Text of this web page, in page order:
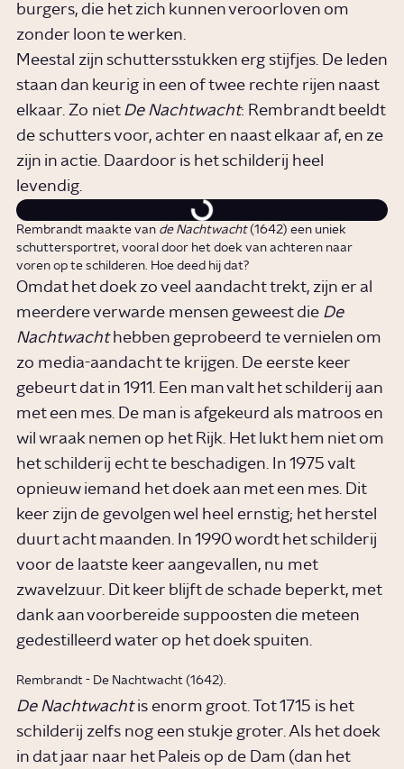
burgers, die het zich kunnen veroorloven om
zonder loon te werken.
Meestal zijn schuttersstukken erg stijfjes. De leden
staan dan keurig in een of twee rechte rijen naast
elkaar. Zo niet De Nachtwacht: Rembrandt beeldt
de schutters voor, achter en naast elkaar af, en ze
zijn in actie. Daardoor is het schilderij heel
levendig.
Rembrandt maakte van de Nachtwacht(1642) een uniek
schuttersportret, vooral door het doek van achteren naar
voren op te schilderen. Hoe deed hij dat?
Omdat het doek zo veel aandacht trekt, zijn er al
meerdere verwarde mensen geweest die De
Nachtwachthebben geprobeerd te vernielen om
zo media-aandacht te krijgen. De eerste keer
gebeurt dat in 1911. Een man valt het schilderij aan
met een mes. De man is afgekeurd als matroos en
wil wraak nemen op het Rijk. Het lukt hem niet om
het schilderij echt te beschadigen. In 1975 valt
opnieuw iemand het doek aan met een mes. Dit
keer zijn de gevolgen wel heel ernstig; het herstel
duurt acht maanden. In 1990 wordt het schilderij
voor de laatste keer aangevallen, nu met
zwavelzuur. Dit keer blijft de schade beperkt, met
dank aan voorbereide suppoosten die meteen
gedestilleerd water op het doek spuiten.
Rembrandt - De Nachtwacht (1642).
De Nachtwachtis enorm groot. Tot 1715 is het
schilderij zelfs nog een stukje groter. Als het doek
in dat jaar naar het Paleis op de Dam (dan het